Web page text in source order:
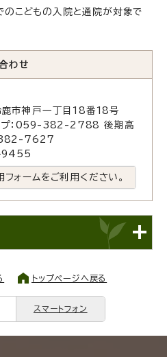
のこどもの入院と通院が対象で
わせ
神戸一丁目18番18号
プ：059-382-2788 後期高
382-7627
9455
ォームをご利用ください。
トップページへ戻る
スマートフォン